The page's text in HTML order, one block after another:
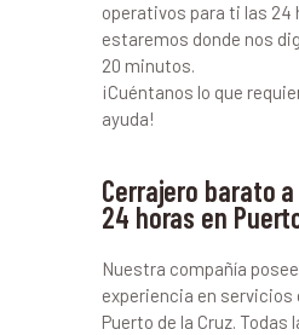
operativos para ti las 24
estaremos donde nos
20 minutos.
¡Cuéntanos lo que
ayuda!
Cerrajero barato
24 horas en
Nuestra compañía
experiencia en servicios
Puerto de la Cruz. Todas